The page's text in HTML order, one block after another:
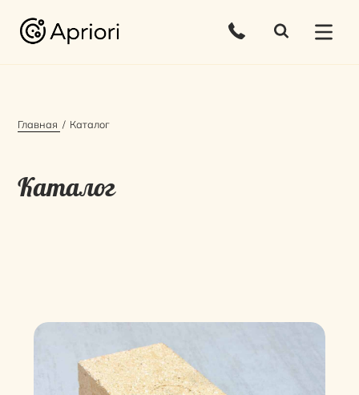
Главная Каталог
Каталог